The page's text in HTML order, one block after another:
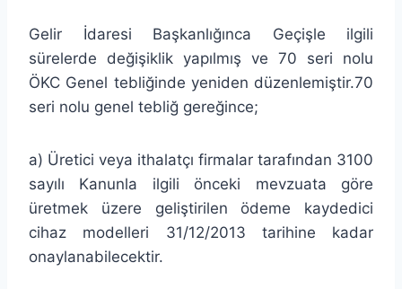
Gelir İdaresi Başkanlığınca Geçişle ilgili
sürelerde değişiklik yapılmış ve 70 seri nolu
ÖKC Genel tebliğinde yeniden düzenlemiştir.70
seri nolu genel tebliğ gereğince;
a) Üretici veya ithalatçı firmalar tarafından 3100
sayılı Kanunla ilgili önceki mevzuata göre
üretmek üzere geliştirilen ödeme kaydedici
cihaz modelleri 31/12/2013 tarihine kadar
onaylanabilecektir.